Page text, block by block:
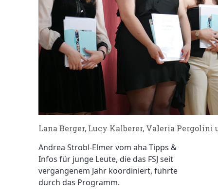
Lana Berger, Lucy Kalberer, Valeria Pergolini
Andrea Strobl-Elmer vom aha Tipps &
Infos für junge Leute, die das FSJ seit
vergangenem Jahr koordiniert, führte
durch das Programm.